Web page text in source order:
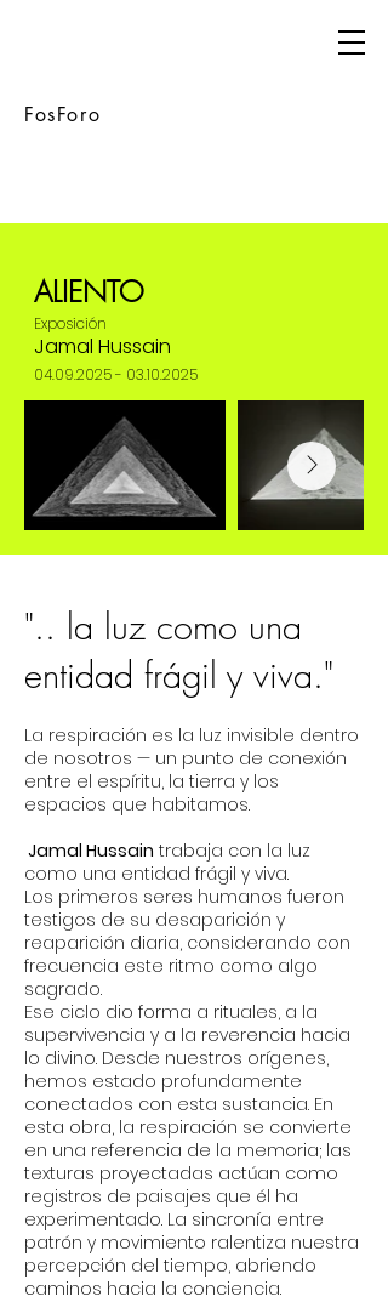
FosForo
ALIENTO
Exposición
Jamal Hussain
04.09.2025 - 03.10.2025
".. la luz como una
entidad frágil y viva."
La respiración es la luz invisible dentro
de nosotros — un punto de conexión
entre el espíritu, la tierra y los
espacios que habitamos.
Jamal Hussain trabaja con la luz
como una entidad frágil y viva.
Los primeros seres humanos fueron
testigos de su desaparición y
reaparición diaria, considerando con
frecuencia este ritmo como algo
sagrado.
Ese ciclo dio forma a rituales, a la
supervivencia y a la reverencia hacia
lo divino. Desde nuestros orígenes,
hemos estado profundamente
conectados con esta sustancia. En
esta obra, la respiración se convierte
en una referencia de la memoria; las
texturas proyectadas actúan como
registros de paisajes que él ha
experimentado. La sincronía entre
patrón y movimiento ralentiza nuestra
percepción del tiempo, abriendo
caminos hacia la conciencia.